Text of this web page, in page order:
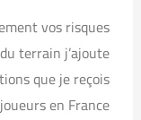
vos risques
terrain j’ajoute
que je reçois
en France.